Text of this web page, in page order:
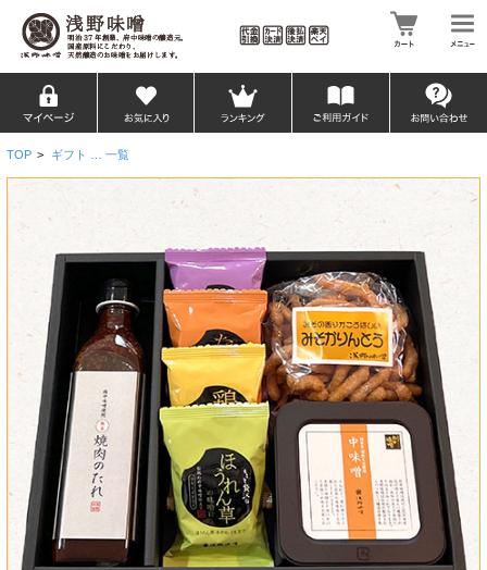
TOP > ギフト … 一覧